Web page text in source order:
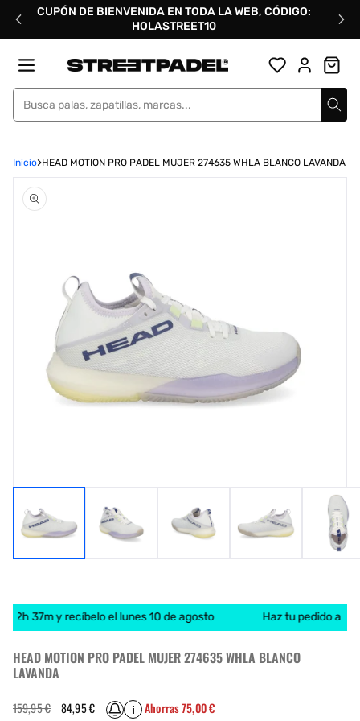
directamente
CUPÓN DE BIENVENIDA EN TODA LA WEB, CÓDIGO:
HOLASTREET10
Street Padel
Inicio HEAD MOTION PRO PADEL MUJER 274635 WHLA BLANCO LAVANDA
elemento
multimedia
2h 37m y recíbelo el lunes 10 de agosto Haz tu pedido
HEAD MOTION PRO PADEL MUJER 274635 WHLA BLANCO
LAVANDA
Precio
habitual
159,95 € Precio
de
84,95 € i Ahorras 75,00 €